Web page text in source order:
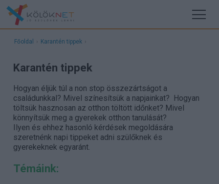
Főoldal › Karantén tippek ›
Karantén tippek
Hogyan éljük túl a non stop összezártságot a
családunkkal? Mivel színesítsük a napjainkat? Hogyan
töltsük hasznosan az otthon töltött időnket? Mivel
könnyítsük meg a gyerekek otthon tanulását?
Ilyen és ehhez hasonló kérdések megoldására
szeretnénk napi tippeket adni szülőknek és
gyerekeknek egyaránt.
Témáink: